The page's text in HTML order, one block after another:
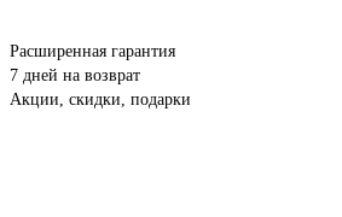
Расширенная гарантия
7 дней на возврат
Акции, скидки, подарки